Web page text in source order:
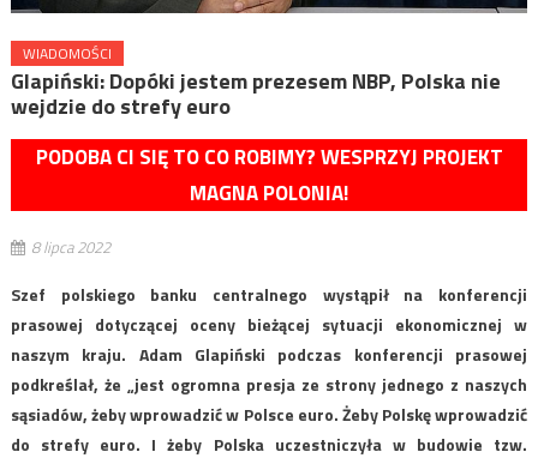
WIADOMOŚCI
Glapiński: Dopóki jestem prezesem NBP, Polska nie
wejdzie do strefy euro
PODOBA CI SIĘ TO CO ROBIMY? WESPRZYJ PROJEKT
MAGNA POLONIA!
8 lipca 2022
Szef polskiego banku centralnego wystąpił na konferencji
prasowej dotyczącej oceny bieżącej sytuacji ekonomicznej w
naszym kraju. Adam Glapiński podczas konferencji prasowej
podkreślał, że „jest ogromna presja ze strony jednego z naszych
sąsiadów, żeby wprowadzić w Polsce euro. Żeby Polskę wprowadzić
do strefy euro. I żeby Polska uczestniczyła w budowie tzw.